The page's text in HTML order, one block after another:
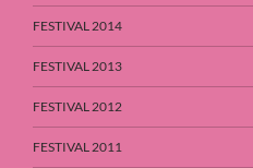
FESTIVAL 2014
FESTIVAL 2013
FESTIVAL 2012
FESTIVAL 2011